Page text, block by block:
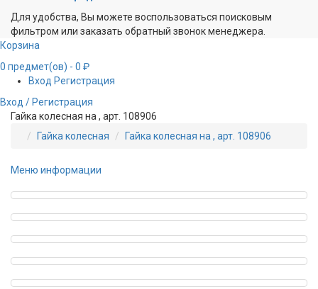
Для удобства, Вы можете воспользоваться поисковым
фильтром или заказать обратный звонок менеджера.
Корзина
0 предмет(ов) - 0 ₽
Вход Регистрация
Вход / Регистрация
Гайка колесная на , арт. 108906
Гайка колесная
Гайка колесная на , арт. 108906
Меню информации